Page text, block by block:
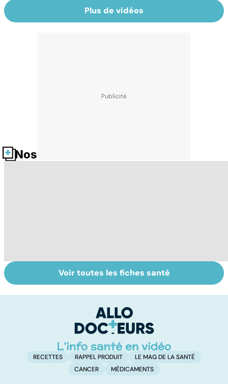
Plus de vidéos
Nos fiches santé
Comment
faciliter la
Syndrome de
l'intestin irritable
encore mal
connu
Voir toutes les fiches santé
RECETTES RAPPEL PRODUIT
LE MAG DE LA SANTÉ
CANCER
MÉDICAMENTS